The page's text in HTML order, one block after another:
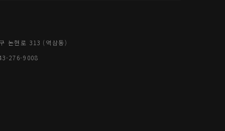
논현로 313 (역삼동)
276-9008